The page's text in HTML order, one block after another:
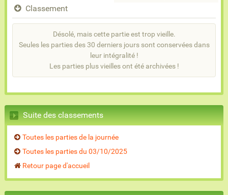
Classement
Désolé, mais cette partie est trop vieille.
Seules les parties des 30 derniers jours sont conservées dans
leur intégralité !
Les parties plus vieilles ont été archivées !
Suite des classements
Toutes les parties de la journée
Toutes les parties du 03/10/2025
Retour page d'accueil